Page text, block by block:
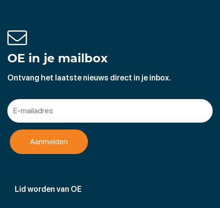
Lid worden van OE
OE in je mailbox
Ontvang het laatste nieuws direct in je inbox.